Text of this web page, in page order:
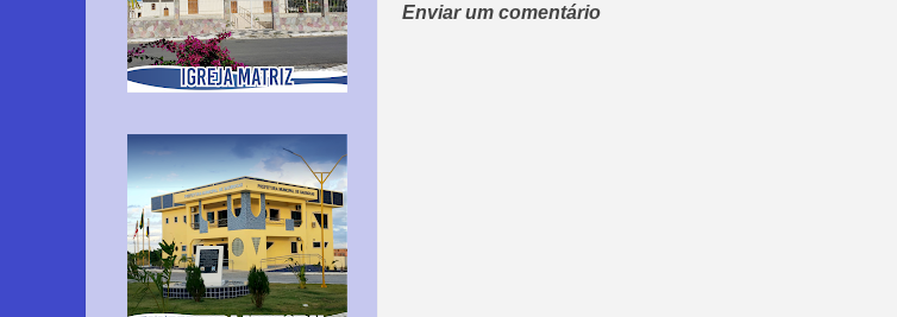
Enviar um comentário